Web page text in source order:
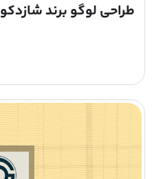
طراحی لوگو برند شازدکو